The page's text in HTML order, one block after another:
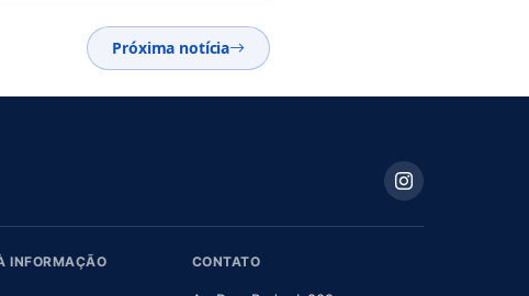
Próxima notícia
INFORMAÇÃO CONTATO